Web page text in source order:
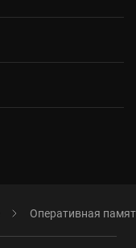
Оперативная